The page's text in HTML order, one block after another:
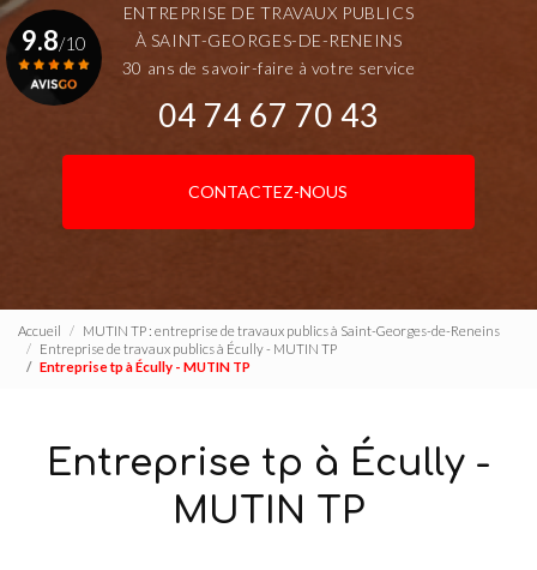
ENTREPRISE DE TRAVAUX PUBLICS
À SAINT-GEORGES-DE-RENEINS
30 ans de savoir-faire à votre service
04 74 67 70 43
CONTACTEZ-NOUS
9.8/10
Accueil
MUTIN TP : entreprise de travaux publics à Saint-Georges-de-Reneins
Entreprise de travaux publics à Écully - MUTIN TP
Entreprise tp à Écully - MUTIN TP
Entreprise tp à Écully -
MUTIN TP